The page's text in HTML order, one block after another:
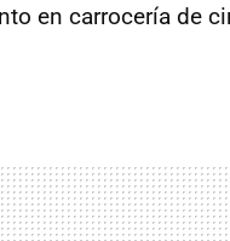
en carrocería de